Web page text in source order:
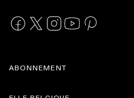
ABONNEMENT